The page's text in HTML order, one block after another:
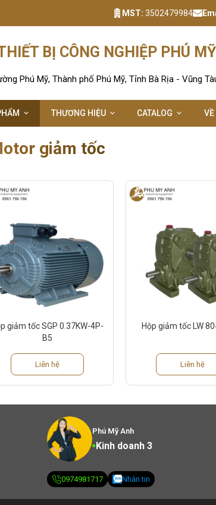
MST: 3502479984
BỊ CÔNG NGHIỆP PHÚ
Phú Mỹ, Thành phố Phú Mỹ, Tỉnh Bà Rịa - Vũng
THƯƠNG HIỆU CATALOG VỀ
giảm tốc
giảm tốc SGP 0.37KW-4P-
B5
Liên hệ
Hộp giảm tốc LW
Liên hệ
Phú Mỹ Anh
Kinh doanh 3
0974981717 Nhắn tin